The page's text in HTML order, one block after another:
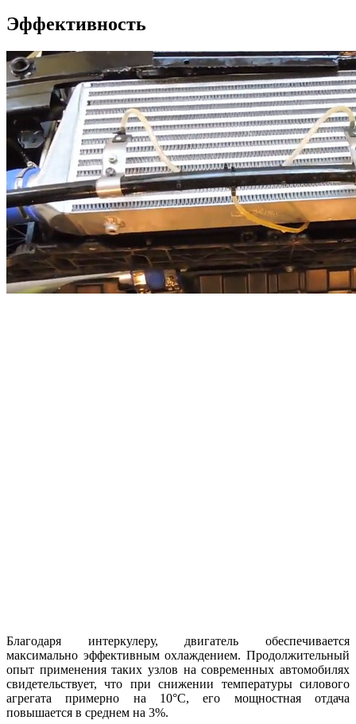
Эффективность
Благодаря интеркулеру, двигатель обеспечивается
максимально эффективным охлаждением. Продолжительный
опыт применения таких узлов на современных автомобилях
свидетельствует, что при снижении температуры силового
агрегата примерно на 10°C, его мощностная отдача
повышается в среднем на 3%.